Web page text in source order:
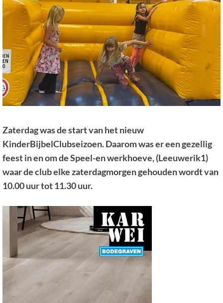
Zaterdag was de start van het nieuw
KinderBijbelClubseizoen. Daarom was er een gezellig
feest in en om de Speel-en werkhoeve, (Leeuwerik1)
waar de club elke zaterdagmorgen gehouden wordt van
10.00 uur tot 11.30 uur.